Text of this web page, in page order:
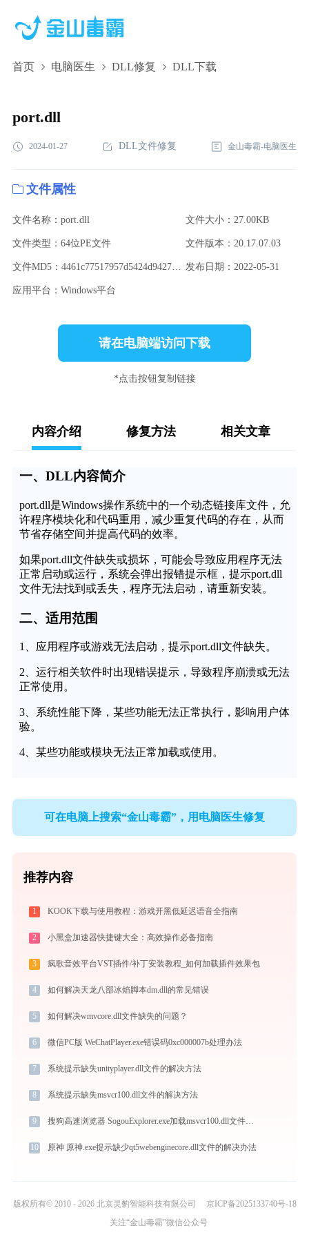
首页 电脑医生 DLL修复 DLL下载
port.dll,port.dll下载,port.dll修复
port.dll
2024-01-27 DLL文件修复 金山毒霸-电脑医生
文件属性
文件名称：port.dll 文件大小：27.00KB
文件类型：64位PE文件 文件版本：20.17.07.03
文件MD5：4461c77517957d5424d94273d785052c 发布日期：2022-05-31
应用平台：Windows平台
请在电脑端访问下载
*点击按钮复制链接
内容介绍 修复方法 相关文章
一、DLL内容简介
port.dll是Windows操作系统中的一个动态链接库文件，允
许程序模块化和代码重用，减少重复代码的存在，从而
节省存储空间并提高代码的效率。
如果port.dll文件缺失或损坏，可能会导致应用程序无法
正常启动或运行，系统会弹出报错提示框，提示port.dll
文件无法找到或丢失，程序无法启动，请重新安装。
二、适用范围
1、应用程序或游戏无法启动，提示port.dll文件缺失。
2、运行相关软件时出现错误提示，导致程序崩溃或无法
正常使用。
3、系统性能下降，某些功能无法正常执行，影响用户体
验。
4、某些功能或模块无法正常加载或使用。
可在电脑上搜索“金山毒霸”，用电脑医生修复
推荐内容
1 KOOK下载与使用教程：游戏开黑低延迟语音全指南
2 小黑盒加速器快捷键大全：高效操作必备指南
3 疯歌音效平台VST插件/补丁安装教程_如何加载插件效果包
4 如何解决天龙八部冰焰脚本dm.dll的常见错误
5 如何解决wmvcore.dll文件缺失的问题？
6 微信PC版 WeChatPlayer.exe错误码0xc000007b处理办法
7 系统提示缺失unityplayer.dll文件的解决方法
8 系统提示缺失msvcr100.dll文件的解决方法
9 搜狗高速浏览器 SogouExplorer.exe加载msvcr100.dll文件丢失处理办法
10 原神 原神.exe提示缺少qt5webenginecore.dll文件的解决办法
版权所有© 2010 - 2026 北京灵豹智能科技有限公司
京ICP备2025133740号-18
关注“金山毒霸”微信公众号